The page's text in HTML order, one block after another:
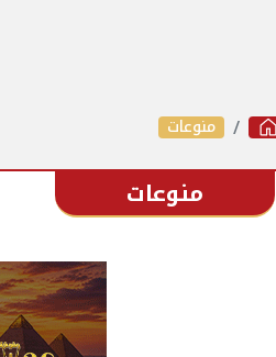
منوعات
منوعات